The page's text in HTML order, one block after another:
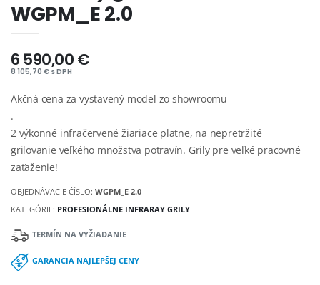
WGPM_E 2.0
6 590,00 €
8 105,70 € s DPH
Akčná cena za vystavený model zo showroomu
.
2 výkonné infračervené žiariace platne, na nepretržité
grilovanie veľkého množstva potravín. Grily pre veľké pracovné
zaťaženie!
OBJEDNÁVACIE ČÍSLO:WGPM_E 2.0
KATEGÓRIE: PROFESIONÁLNE INFRARAY GRILY
TERMÍN NA VYŽIADANIE
GARANCIA NAJLEPŠEJ CENY